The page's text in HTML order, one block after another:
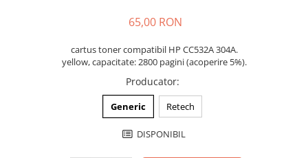
65,00 RON
cartus toner compatibil HP CC532A 304A.
yellow, capacitate: 2800 pagini (acoperire 5%).
Producator:
Generic Retech
DISPONIBIL